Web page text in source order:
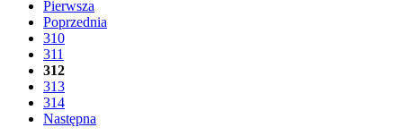
Pierwsza
Poprzednia
310
311
312
313
314
Następna